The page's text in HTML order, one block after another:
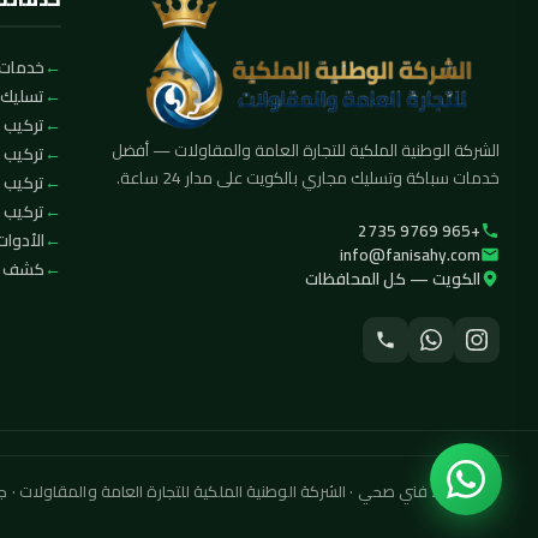
الشركة الوطنية الملكية للتجارة العامة والمقاولات — أفضل
خدمات سباكة وتسليك مجاري بالكويت على مدار 24 ساعة.
+965 9769 2735
info@fanisahy.com
الكويت — كل المحافظات
تركيب
تركيب
كشف
© 2026 فني صحي · الشركة الوطنية الملكية للتجارة العامة والمقاولات · جميع الحقوق محفوظة